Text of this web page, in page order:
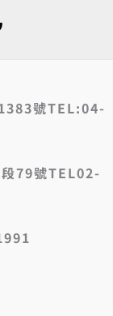
號TEL:04-
79號TEL02-